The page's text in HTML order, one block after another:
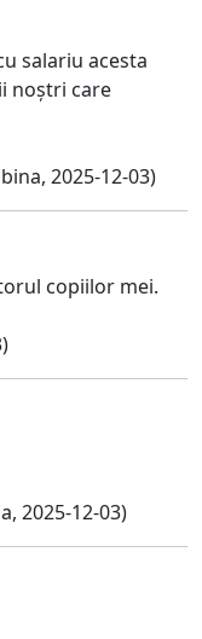
salariu acesta
noștri care
2025-12-03)
copiilor mei.
2025-12-03)